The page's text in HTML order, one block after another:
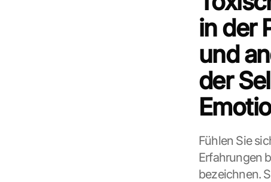
in der
und
der
Fühlen Sie
Erfahrungen
bezeichnen.